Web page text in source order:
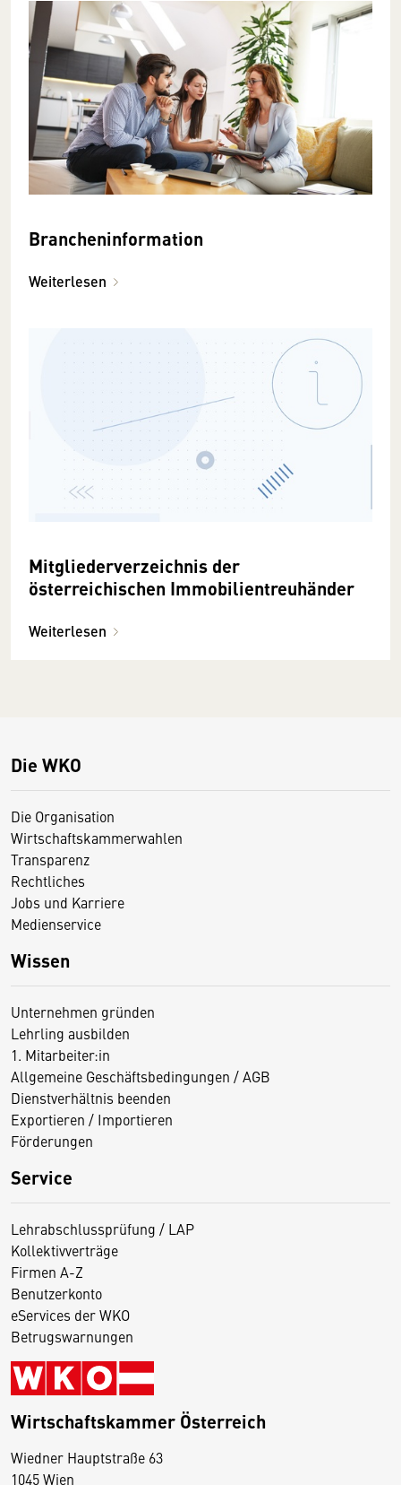
Brancheninformation
Weiterlesen
Mitgliederverzeichnis der
österreichischen Immobilientreuhänder
Weiterlesen
Die WKO
Die Organisation
Wirtschaftskammerwahlen
Transparenz
Rechtliches
Jobs und Karriere
Medienservice
Wissen
Unternehmen gründen
Lehrling ausbilden
1. Mitarbeiter:in
Allgemeine Geschäftsbedingungen / AGB
Dienstverhältnis beenden
Exportieren / Importieren
Förderungen
Service
Lehrabschlussprüfung / LAP
Kollektivverträge
Firmen A-Z
Benutzerkonto
eServices der WKO
Betrugswarnungen
Wirtschaftskammer Österreich
Wiedner Hauptstraße 63
1045 Wien